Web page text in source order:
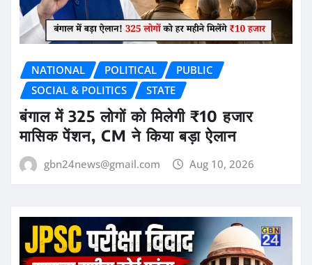
NATIONAL POLITICAL
PUBLIC
SOCIAL & POLITICS
STATE
बंगाल में 325 लोगों को मिलेगी ₹10 हजार
मासिक पेंशन, CM ने किया बड़ा ऐलान
gbn24news@gmail.com Aug 10, 2026